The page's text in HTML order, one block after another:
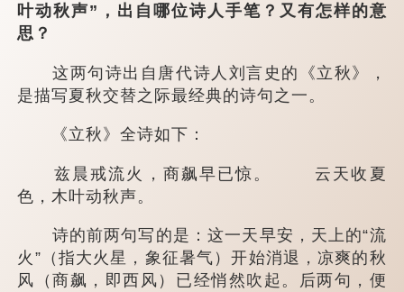
叶动秋声”，出自哪位诗人手笔？又有怎样的意
思？
这两句诗出自唐代诗人刘言史的《立秋》，
是描写夏秋交替之际最经典的诗句之一。
《立秋》全诗如下：
兹晨戒流火，商飙早已惊。 云天收夏
色，木叶动秋声。
诗的前两句写的是：这一天早安，天上的“流
火”（指大火星，象征暑气）开始消退，凉爽的秋
风（商飙，即西风）已经悄然吹起。后两句，便